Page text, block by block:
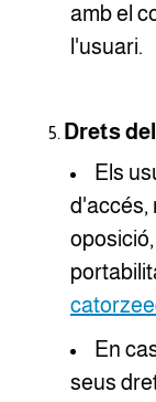
amb el
l'usuari.
Drets
Els
d'accés,
En
seus